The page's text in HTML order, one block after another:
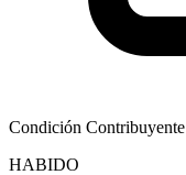
Condición Contribuyente
HABIDO